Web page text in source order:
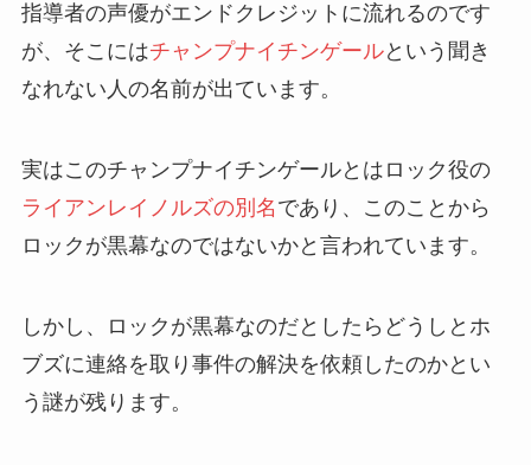
指導者の声優がエンドクレジットに流れるのです
が、そこにはチャンプナイチンゲールという聞き
なれない人の名前が出ています。
実はこのチャンプナイチンゲールとはロック役の
ライアンレイノルズの別名 であり、このことから
ロックが黒幕なのではないかと言われています。
しかし、ロックが黒幕なのだとしたらどうしとホ
ブズに連絡を取り事件の解決を依頼したのかとい
う謎が残ります。